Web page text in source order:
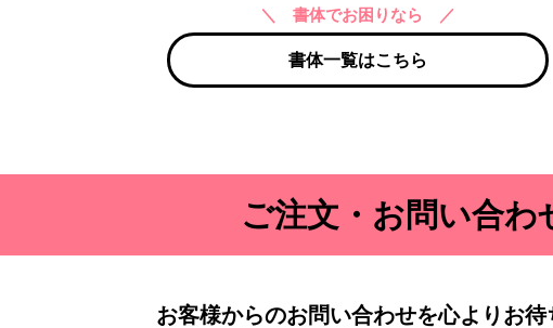
＼ 書体でお困りなら ／
書体一覧はこちら
ご注文・お問い合わ
お客様からのお問い合わせを心よりお待